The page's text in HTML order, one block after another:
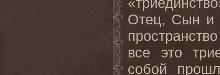
Отец, Сын и
все это
собой